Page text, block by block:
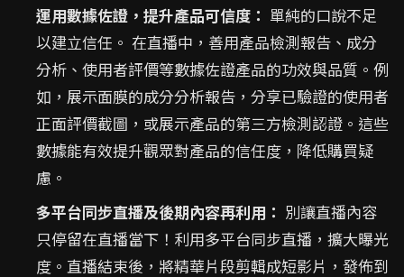
運用數據佐證，提升產品可信度： 單純的口說不足
以建立信任。 在直播中，善用產品檢測報告、成分
分析、使用者評價等數據佐證產品的功效與品質。例
如，展示面膜的成分分析報告，分享已驗證的使用者
正面評價截圖，或展示產品的第三方檢測認證。這些
數據能有效提升觀眾對產品的信任度，降低購買疑
慮。
多平台同步直播及後期內容再利用： 別讓直播內容
只停留在直播當下！利用多平台同步直播，擴大曝光
度。直播結束後，將精華片段剪輯成短影片，發佈到